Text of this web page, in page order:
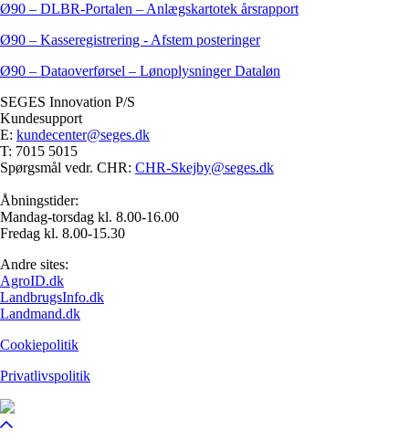
Ø90 – DLBR-Portalen – Anlægskartotek årsrapport
Ø90 – Kasseregistrering - Afstem posteringer
Ø90 – Dataoverførsel – Lønoplysninger Dataløn
SEGES Innovation P/S
Kundesupport
E: kundecenter@seges.dk
T: 7015 5015
Spørgsmål vedr. CHR: CHR-Skejby@seges.dk
Åbningstider:
Mandag-torsdag kl. 8.00-16.00
Fredag kl. 8.00-15.30
Andre sites:
AgroID.dk
LandbrugsInfo.dk
Landmand.dk
Cookiepolitik
Privatlivspolitik